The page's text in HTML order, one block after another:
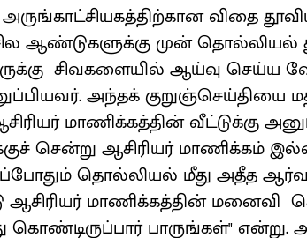
விதை
ஆண்டுகளுக்கு முன்
சிவகளையில் ஆய்வு செய்ய
அந்தக் குறுஞ்செய்தியை
மாணிக்கத்தின் வீட்டுக்கு
சென்று ஆசிரியர் மாணிக்கம்
எப்போதும் தொல்லியல் மீது அதீத
ஆசிரியர் மாணிக்கத்தின் மனைவி
கொண்டிருப்பார் பாருங்கள்"